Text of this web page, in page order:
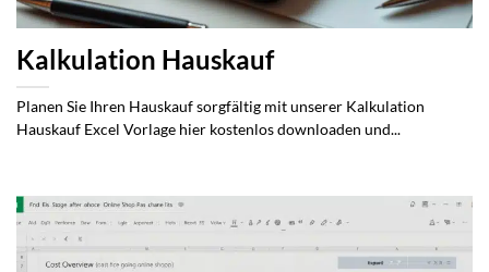
Kalkulation Hauskauf
Planen Sie Ihren Hauskauf sorgfältig mit unserer Kalkulation
Hauskauf Excel Vorlage hier kostenlos downloaden und...